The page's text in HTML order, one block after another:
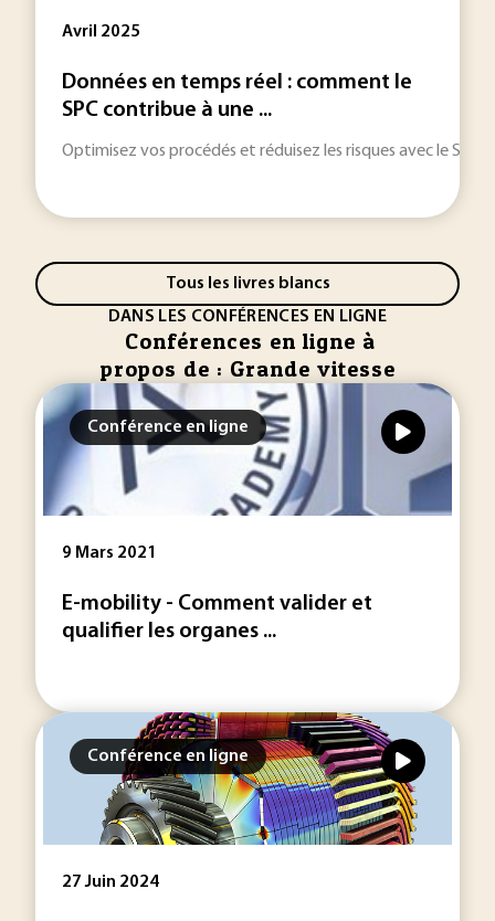
Avril 2025
Données en temps réel : comment le
SPC contribue à une ...
Optimisez vos procédés et réduisez les risques avec le SPC
Tous les livres blancs
DANS LES CONFÉRENCES EN LIGNE
Conférences en ligne à
propos de : Grande vitesse
Conférence en ligne
9 Mars 2021
E-mobility - Comment valider et
qualifier les organes ...
Conférence en ligne
27 Juin 2024